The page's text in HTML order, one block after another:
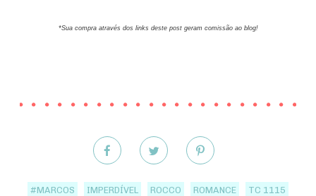
*Sua compra através dos links deste post geram comissão ao blog!
#MARCOS IMPERDÍVEL ROCCO ROMANCE TC 1115